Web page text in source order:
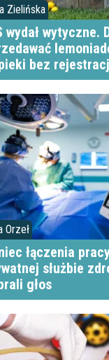
Zielińska
wydał wytyczne.
bez
Orzeł
łączenia
służbie
głos